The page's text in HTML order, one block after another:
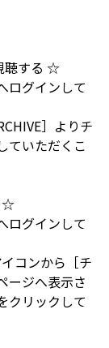
聴する ☆
ログインして
］よりチ
ていただくこ
☆
ログインして
コンから［チ
ージへ表示さ
クリックして